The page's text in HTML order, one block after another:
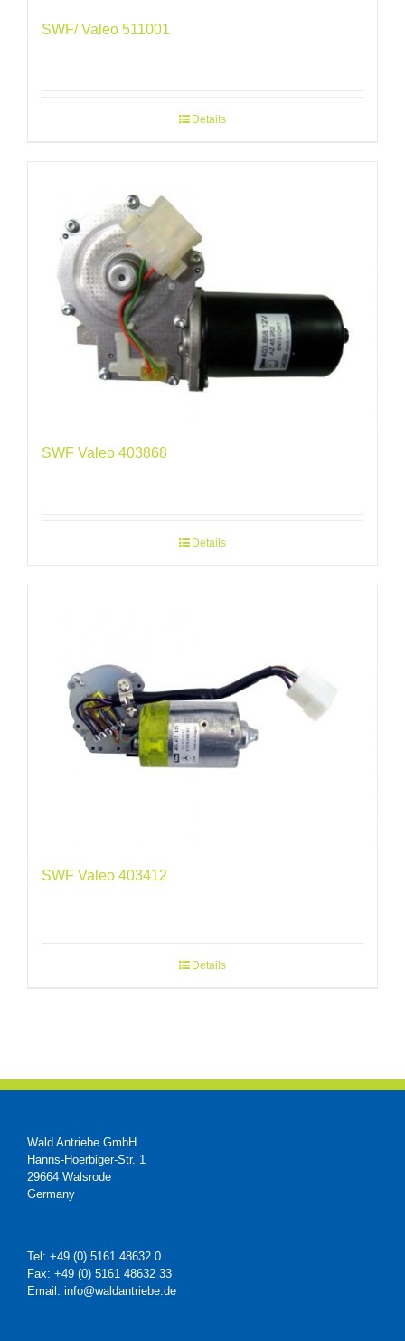
SWF/ Valeo 511001
Details
SWF Valeo 403868
Details
SWF Valeo 403412
Details
Wald Antriebe GmbH
Hanns-Hoerbiger-Str. 1
29664 Walsrode
Germany
Tel: +49 (0) 5161 48632 0
Fax: +49 (0) 5161 48632 33
Email: info@waldantriebe.de